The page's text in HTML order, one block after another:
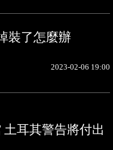
裝了怎麼辦
2023-02-06 19:00
耳其警告將付出